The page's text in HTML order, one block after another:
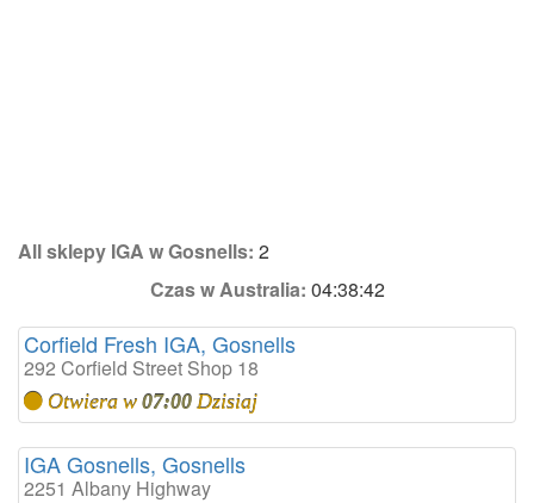
All sklepy IGA w Gosnells: 2
Czas w Australia: 04:38:42
Corfield Fresh IGA, Gosnells
292 Corfield Street Shop 18
Otwiera w 07:00 Dzisiaj
IGA Gosnells, Gosnells
2251 Albany Highway